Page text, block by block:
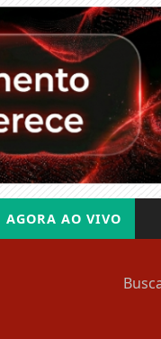
AGORA AO VIVO